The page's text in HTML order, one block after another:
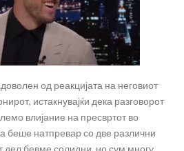
од реакцијата на неговиот
истакнувајќи дека разговорот
влијание на пресвртот во
беше натпревар со две различни